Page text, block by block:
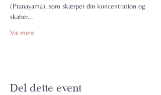
(Pranayama), som skærper din koncentration og
skaber…
Vis mere
Del dette event